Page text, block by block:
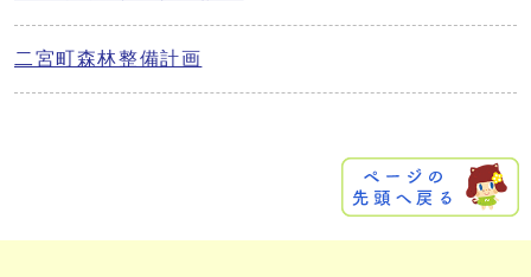
二宮町森林整備計画